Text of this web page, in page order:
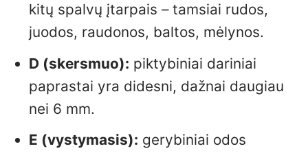
kitų spalvų įtarpais – tamsiai rudos,
juodos, raudonos, baltos, mėlynos.
D (skersmuo): piktybiniai dariniai
paprastai yra didesni, dažnai daugiau
nei 6 mm.
E (vystymasis): gerybiniai odos